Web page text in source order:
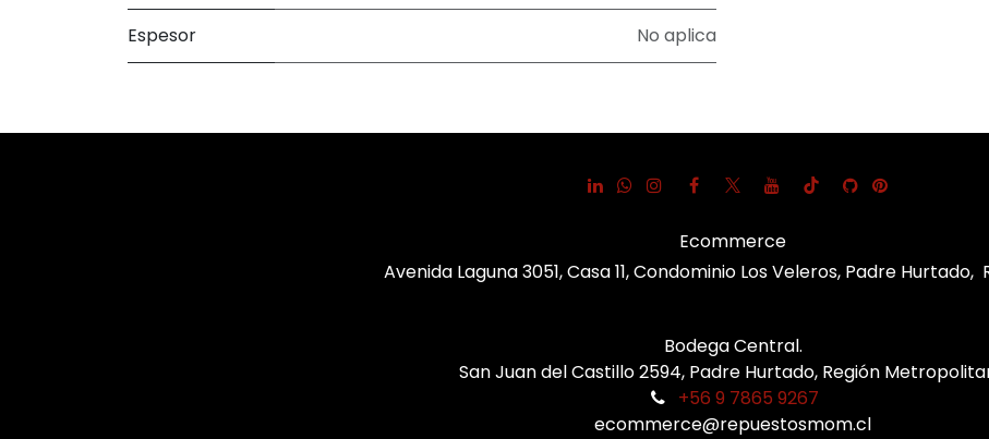
Espesor No aplica
Ecommerce
Avenida Laguna 3051, Casa 11, Condominio Los Veleros, Padre Hurtado,
Bodega Central.
San Juan del Castillo 2594, Padre Hurtado, Región
+56 9 7865 9267
ecommerce@repuestosmom.cl